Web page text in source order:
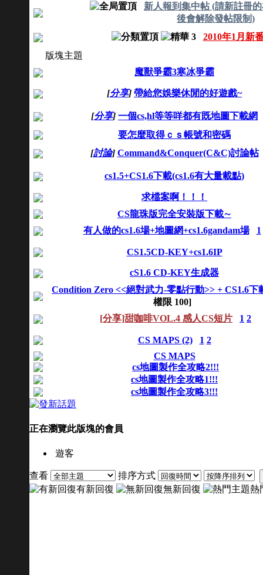
新人報到集中帖 (請新註冊
後會解除發帖限制)
2010年1月新
版塊主題
魔獸爭霸3寒冰爭霸
[分享] 帶給您娛樂休閒的好遊戲~
[分享] 一個cs,hl等等咩都有既地圖下載網
要怎麼取得ｃｓ帳號和密碼
[討論] Command&Conquer(C&C)討論帖
cs1.5+CS1.6下載(cs1.6有大量載點)
求檔案啊！！！
CS龍珠版完全安裝版下載∼
有人做的cs1.6場+地圖網+cs1.6gandam場
1
CS1.5CD-KEY+cs1.6IP
cS1.6 CD-KEY生成器
Condition Zero <<絕對武力-零點行動>> + CS1.6下
權限 100]
[分享]甜咖啡VOL.4 感人CS短片
1 2
CS MAPS (2) 1 2
CS MAPS
cs地圖製作全攻略2!!!
cs地圖製作全攻略1!!!
cs地圖製作全攻略3!!!
正在瀏覽此版塊的會員
遊客
查看
排序方式
有新回復
無新回復 熱